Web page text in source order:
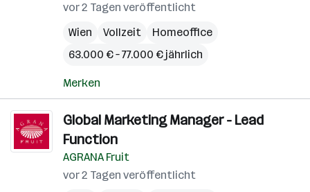
vor 2 Tagen veröffentlicht
Wien
Vollzeit
Homeoffice
63.000 € – 77.000 € jährlich
Merken
Global Marketing Manager - Lead
Function
AGRANA Fruit
vor 2 Tagen veröffentlicht